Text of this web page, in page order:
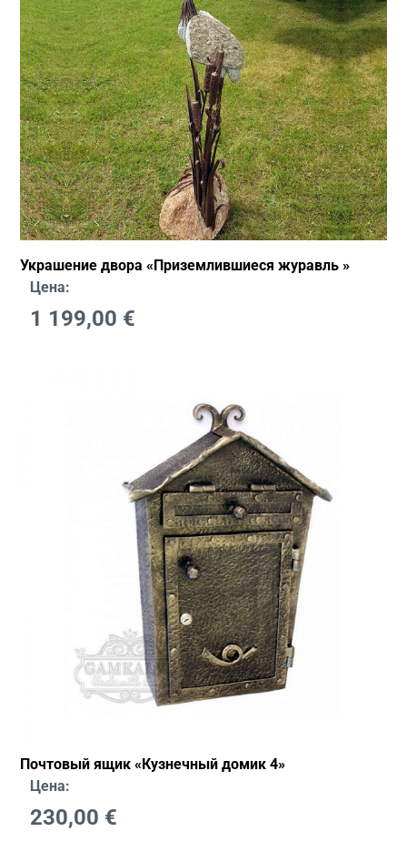
Украшение двора «Приземлившиеся журавль »
Цена:
1 199,00 €
Почтовый ящик «Кузнечный домик 4»
Цена:
230,00 €